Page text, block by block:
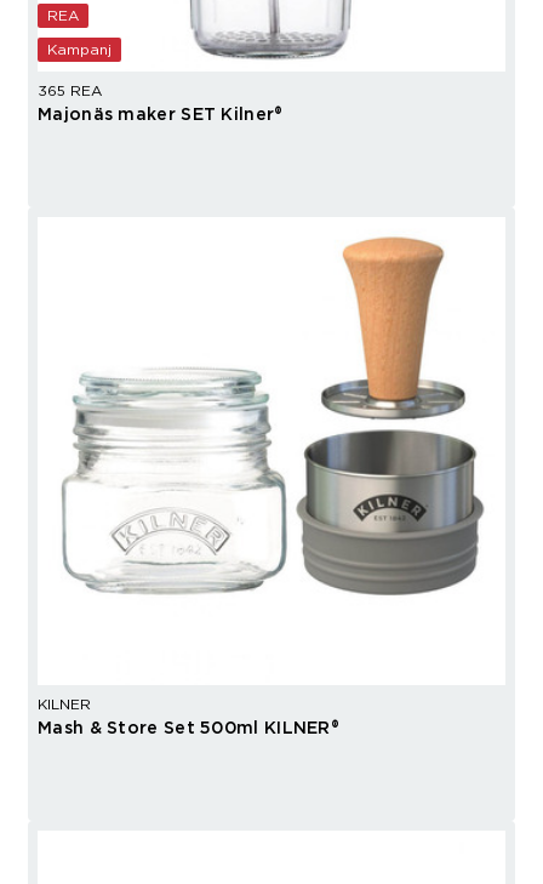
REA
Kampanj
365 REA
Majonäs maker SET Kilner®
KILNER
Mash & Store Set 500ml KILNER®